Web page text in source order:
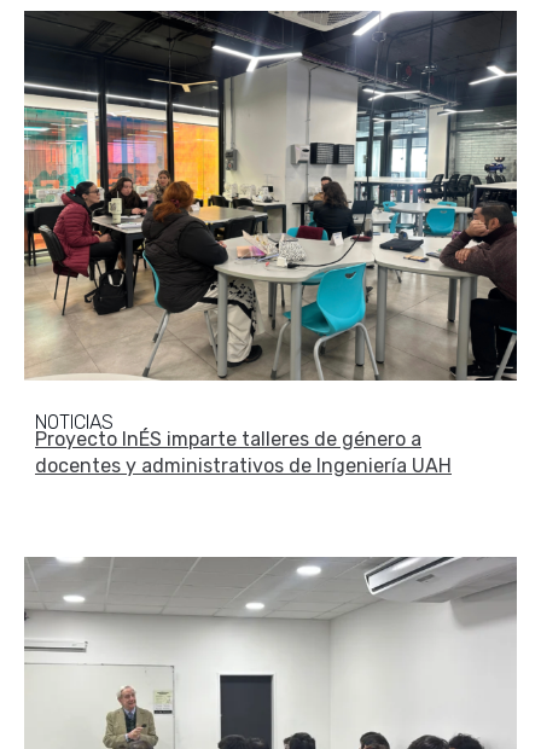
NOTICIAS
Proyecto InÉS imparte talleres de género a
docentes y administrativos de Ingeniería UAH